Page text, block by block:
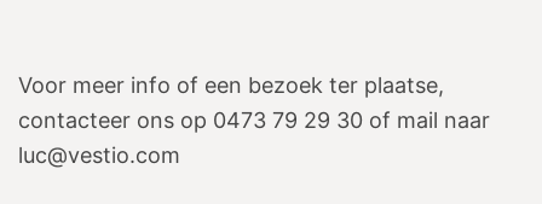
Voor meer info of een bezoek ter plaatse,
contacteer ons op 0473 79 29 30 of mail naar
luc@vestio.com